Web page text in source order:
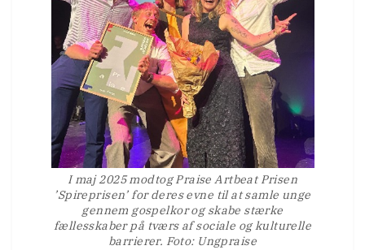
I maj 2025 modtog Praise Artbeat Prisen
’Spireprisen’ for deres evne til at samle unge
gennem gospelkor og skabe stærke
fællesskaber på tværs af sociale og kulturelle
barrierer. Foto: Ungpraise